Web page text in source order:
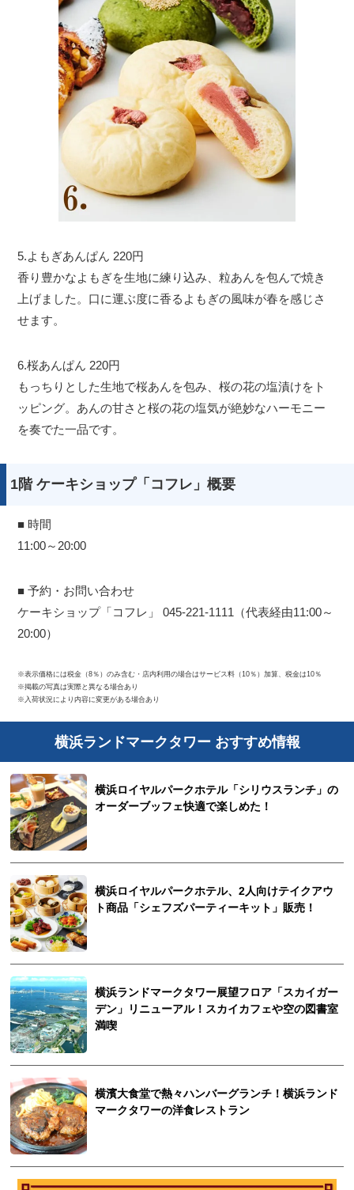
5.よもぎあんぱん 220円
香り豊かなよもぎを生地に練り込み、粒あんを包んで焼き
上げました。口に運ぶ度に香るよもぎの風味が春を感じさ
せます。
6.桜あんぱん 220円
もっちりとした生地で桜あんを包み、桜の花の塩漬けをト
ッピング。あんの甘さと桜の花の塩気が絶妙なハーモニー
を奏でた一品です。
1階 ケーキショップ「コフレ」概要
■ 時間
11:00～20:00
■ 予約・お問い合わせ
ケーキショップ「コフレ」 045-221-1111（代表経由11:00～
20:00）
※表示価格には税金（8％）のみ含む・店内利用の場合はサービス料（10％）加算、税金は10％
※掲載の写真は実際と異なる場合あり
※入荷状況により内容に変更がある場合あり
横浜ランドマークタワー おすすめ情報
横浜ロイヤルパークホテル「シリウスランチ」の
オーダーブッフェ快適で楽しめた！
横浜ロイヤルパークホテル、2人向けテイクアウ
ト商品「シェフズパーティーキット」販売！
横浜ランドマークタワー展望フロア「スカイガー
デン」リニューアル！スカイカフェや空の図書室
満喫
横濱大食堂で熱々ハンバーグランチ！横浜ランド
マークタワーの洋食レストラン